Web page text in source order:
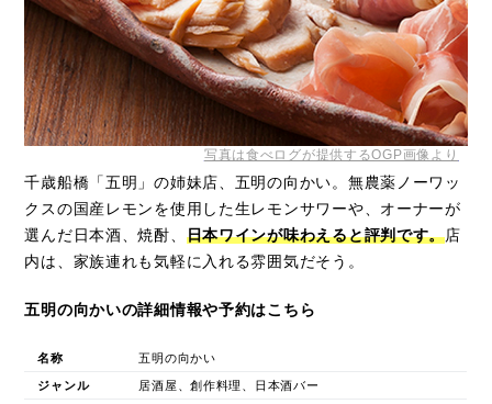
写真は食べログが提供するOGP画像より
千歳船橋「五明」の姉妹店、五明の向かい。無農薬ノーワッ
クスの国産レモンを使用した生レモンサワーや、オーナーが
選んだ日本酒、焼酎、 日本ワインが味わえると評判です。店
内は、家族連れも気軽に入れる雰囲気だそう。
五明の向かいの詳細情報や予約はこちら
名称 五明の向かい
ジャンル 居酒屋、創作料理、日本酒バー